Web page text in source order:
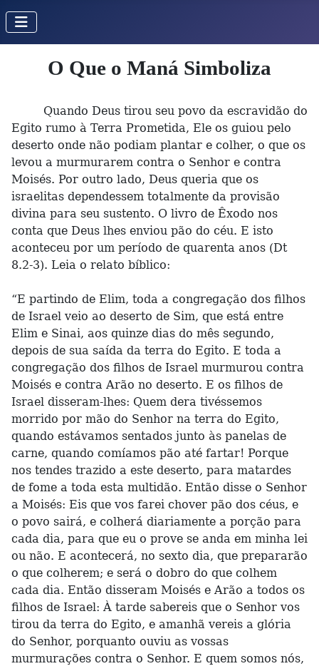
O Que o Maná Simboliza
Quando Deus tirou seu povo da escravidão do
Egito rumo à Terra Prometida, Ele os guiou pelo
deserto onde não podiam plantar e colher, o que os
levou a murmurarem contra o Senhor e contra
Moisés. Por outro lado, Deus queria que os
israelitas dependessem totalmente da provisão
divina para seu sustento. O livro de Êxodo nos
conta que Deus lhes enviou pão do céu. E isto
aconteceu por um período de quarenta anos (Dt
8.2-3). Leia o relato bíblico:
“E partindo de Elim, toda a congregação dos filhos
de Israel veio ao deserto de Sim, que está entre
Elim e Sinai, aos quinze dias do mês segundo,
depois de sua saída da terra do Egito. E toda a
congregação dos filhos de Israel murmurou contra
Moisés e contra Arão no deserto. E os filhos de
Israel disseram-lhes: Quem dera tivéssemos
morrido por mão do Senhor na terra do Egito,
quando estávamos sentados junto às panelas de
carne, quando comíamos pão até fartar! Porque
nos tendes trazido a este deserto, para matardes
de fome a toda esta multidão. Então disse o Senhor
a Moisés: Eis que vos farei chover pão dos céus, e
o povo sairá, e colherá diariamente a porção para
cada dia, para que eu o prove se anda em minha lei
ou não. E acontecerá, no sexto dia, que prepararão
o que colherem; e será o dobro do que colhem
cada dia. Então disseram Moisés e Arão a todos os
filhos de Israel: À tarde sabereis que o Senhor vos
tirou da terra do Egito, e amanhã vereis a glória
do Senhor, porquanto ouviu as vossas
murmurações contra o Senhor. E quem somos nós,